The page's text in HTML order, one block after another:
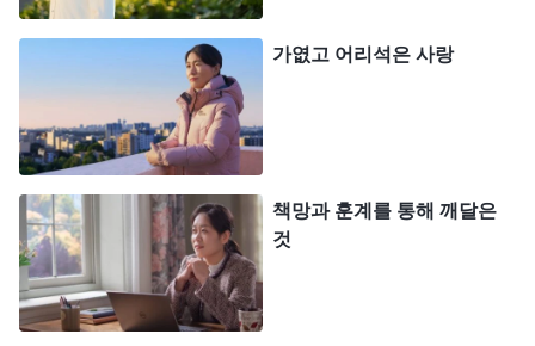
다! 자질이 부족한 저한테 교회에서는 사무 사역을
하도록 안배했고, 그 본분은 저에게 아주 적합합니
다. 제가 조금만 신경 쓰면 충분히 잘할 수 있었는데
도, 저는 사무 사역이 두각을 나타내지도 못하고 얼
굴을 알릴 수도 없는 자리라며 원망하고, 또 건성으
로 임하면서 어영부영 허송세월을 보냈습니다. 저는
제 위치에 제대로 서지 못하고, 너무 교만하고 이성
이 없었습니다!
가엾고 어리석은 사랑
책망과 훈계를 통해 깨달은
것